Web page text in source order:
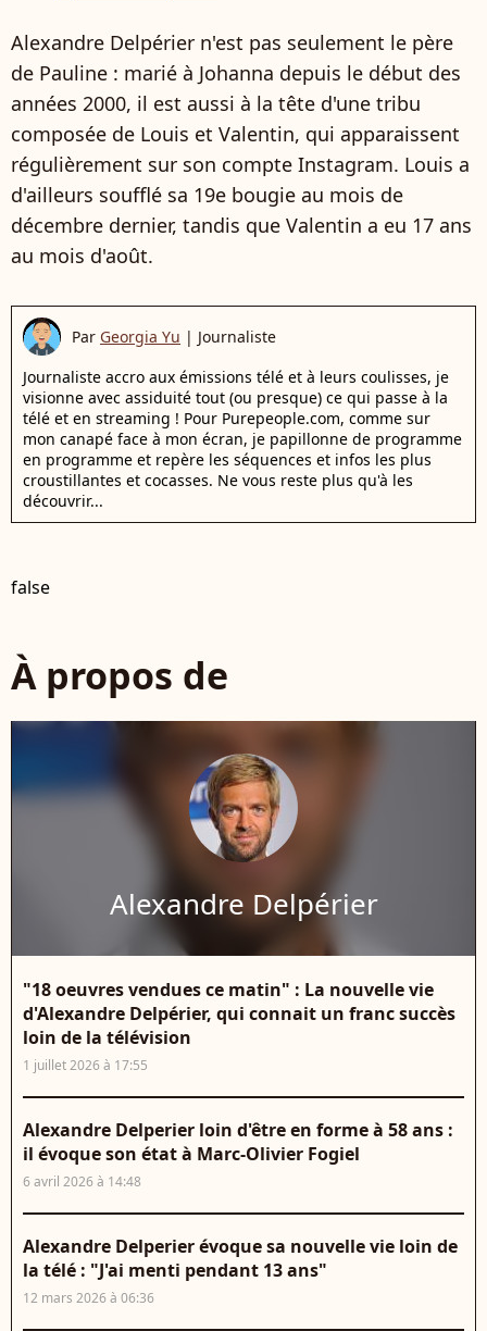
Alexandre Delpérier n'est pas seulement le père
de Pauline : marié à Johanna depuis le début des
années 2000, il est aussi à la tête d'une tribu
composée de Louis et Valentin, qui apparaissent
régulièrement sur son compte Instagram. Louis a
d'ailleurs soufflé sa 19e bougie au mois de
décembre dernier, tandis que Valentin a eu 17 ans
au mois d'août.
Par Georgia Yu | Journaliste
Journaliste accro aux émissions télé et à leurs coulisses, je
visionne avec assiduité tout (ou presque) ce qui passe à la
télé et en streaming ! Pour Purepeople.com, comme sur
mon canapé face à mon écran, je papillonne de programme
en programme et repère les séquences et infos les plus
croustillantes et cocasses. Ne vous reste plus qu'à les
découvrir...
false
À propos de
Alexandre Delpérier
"18 oeuvres vendues ce matin" : La nouvelle vie
d'Alexandre Delpérier, qui connait un franc succès
loin de la télévision
1 juillet 2026 à 17:55
Alexandre Delperier loin d'être en forme à 58 ans :
il évoque son état à Marc-Olivier Fogiel
6 avril 2026 à 14:48
Alexandre Delperier évoque sa nouvelle vie loin de
la télé : "J'ai menti pendant 13 ans"
12 mars 2026 à 06:36